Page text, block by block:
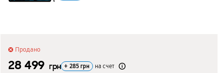
Продано
28 499 грн + 285 грн на счет